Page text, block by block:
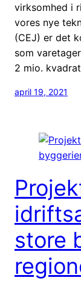
virksomhed i
vores nye
(CEJ) er det
som
2 mio.
april 19, 2021
store